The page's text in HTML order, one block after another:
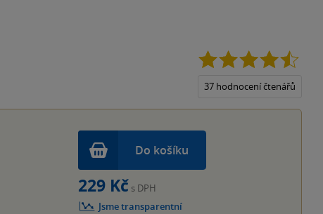
37 hodnocení čtenářů
Do košíku
229 Kč s DPH
Jsme transparentní